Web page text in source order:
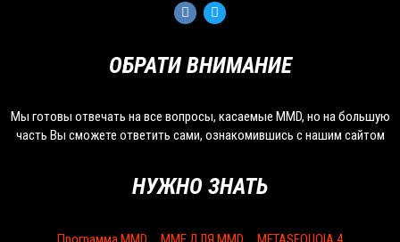
ОБРАТИ ВНИМАНИЕ
Мы готовы отвечать на все вопросы, касаемые MMD, но на большую
часть Вы сможете ответить сами, ознакомившись с нашим сайтом
НУЖНО ЗНАТЬ